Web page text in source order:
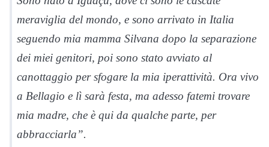
meraviglia del mondo, e sono arrivato in Italia
seguendo mia mamma Silvana dopo la separazione
dei miei genitori, poi sono stato avviato al
canottaggio per sfogare la mia iperattività. Ora vivo
a Bellagio e lì sarà festa, ma adesso fatemi trovare
mia madre, che è qui da qualche parte, per
abbracciarla”.